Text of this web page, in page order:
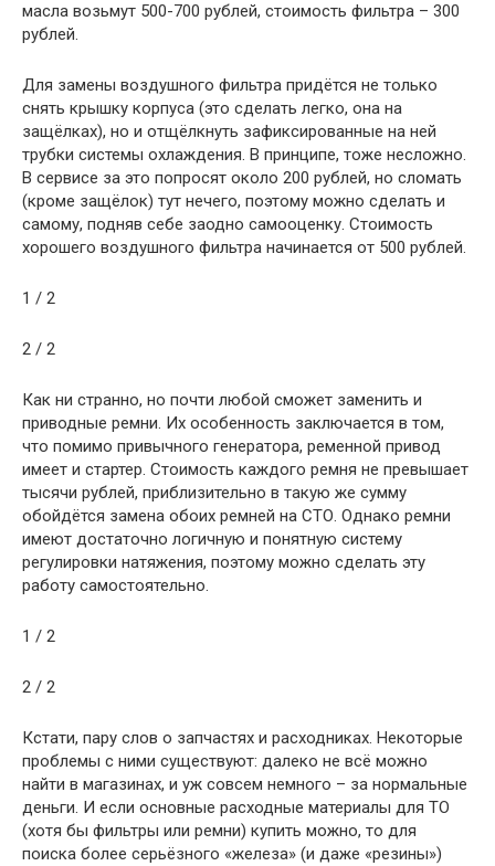
масла возьмут 500-700 рублей, стоимость фильтра – 300
рублей.
Для замены воздушного фильтра придётся не только
снять крышку корпуса (это сделать легко, она на
защёлках), но и отщёлкнуть зафиксированные на ней
трубки системы охлаждения. В принципе, тоже несложно.
В сервисе за это попросят около 200 рублей, но сломать
(кроме защёлок) тут нечего, поэтому можно сделать и
самому, подняв себе заодно самооценку. Стоимость
хорошего воздушного фильтра начинается от 500 рублей.
1 / 2
2 / 2
Как ни странно, но почти любой сможет заменить и
приводные ремни. Их особенность заключается в том,
что помимо привычного генератора, ременной привод
имеет и стартер. Стоимость каждого ремня не превышает
тысячи рублей, приблизительно в такую же сумму
обойдётся замена обоих ремней на СТО. Однако ремни
имеют достаточно логичную и понятную систему
регулировки натяжения, поэтому можно сделать эту
работу самостоятельно.
1 / 2
2 / 2
Кстати, пару слов о запчастях и расходниках. Некоторые
проблемы с ними существуют: далеко не всё можно
найти в магазинах, и уж совсем немного – за нормальные
деньги. И если основные расходные материалы для ТО
(хотя бы фильтры или ремни) купить можно, то для
поиска более серьёзного «железа» (и даже «резины»)